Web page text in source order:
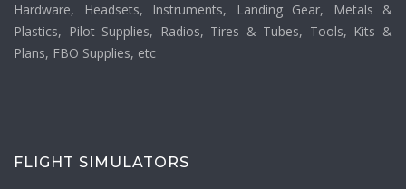
Hardware, Headsets, Instruments, Landing Gear, Metals &
Plastics, Pilot Supplies, Radios, Tires & Tubes, Tools, Kits &
Plans, FBO Supplies, etc
FLIGHT SIMULATORS